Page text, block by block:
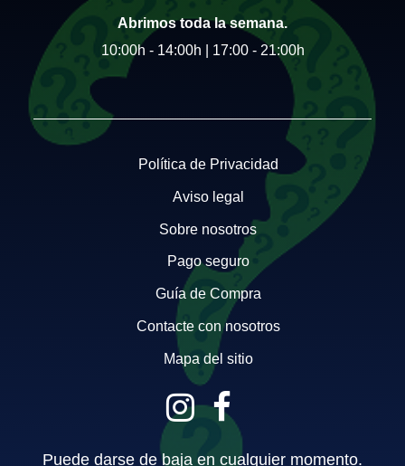
Abrimos toda la semana.
10:00h - 14:00h | 17:00 - 21:00h
Política de Privacidad
Aviso legal
Sobre nosotros
Pago seguro
Guía de Compra
Contacte con nosotros
Mapa del sitio
Puede darse de baja en cualquier momento.